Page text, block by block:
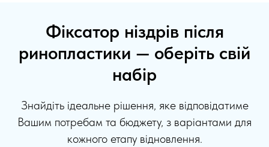
Фіксатор ніздрів після
ринопластики — оберіть свій
набір
Знайдіть ідеальне рішення, яке відповідатиме
Вашим потребам та бюджету, з варіантами для
кожного етапу відновлення.